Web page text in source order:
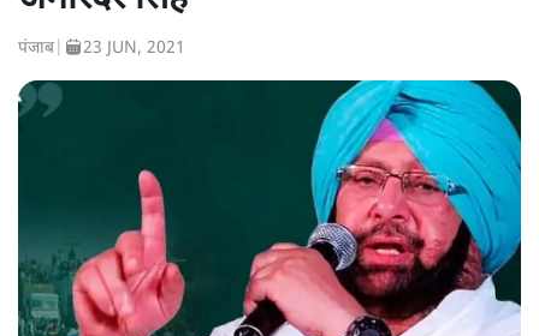
पंजाब 23 JUN, 2021